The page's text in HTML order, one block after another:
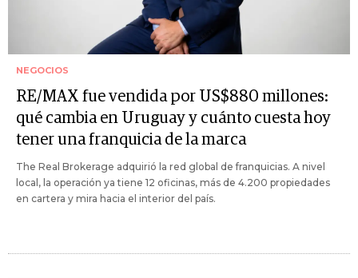
NEGOCIOS
RE/MAX fue vendida por US$880 millones:
qué cambia en Uruguay y cuánto cuesta hoy
tener una franquicia de la marca
The Real Brokerage adquirió la red global de franquicias. A nivel
local, la operación ya tiene 12 oficinas, más de 4.200 propiedades
en cartera y mira hacia el interior del país.